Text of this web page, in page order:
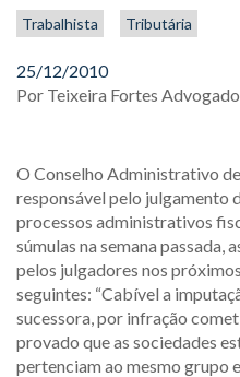
Trabalhista Tributária
25/12/2010
Por Teixeira Fortes
O Conselho Administrativo
responsável pelo julgamento
processos administrativos
súmulas na semana passada,
pelos julgadores nos
seguintes: “Cabível a
sucessora, por infração
provado que as sociedades
pertenciam ao mesmo grupo